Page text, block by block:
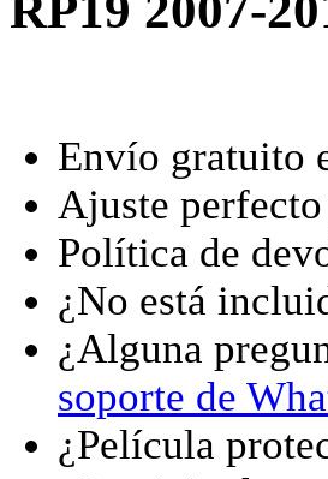
Envío gratuito
Ajuste
Política de
¿No está
¿Alguna
soporte de
¿Película